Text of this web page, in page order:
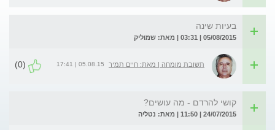
בעיות שינה
05/08/2015 | 03:31 | מאת: שמוליק
תשובת מומחה | מאת: חיים תמיר 05.08.15 | 17:41
(0)
קושי להרדם - מה עושים?
24/07/2015 | 11:50 | מאת: נטליה